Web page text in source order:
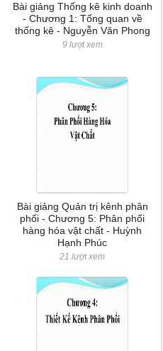
Bài giảng Thống kê kinh doanh
- Chương 1: Tổng quan về
thống kê - Nguyễn Văn Phong
9 lượt xem
Bài giảng Quản trị kênh phân
phối - Chương 5: Phân phối
hàng hóa vật chất - Huỳnh
Hạnh Phúc
21 lượt xem